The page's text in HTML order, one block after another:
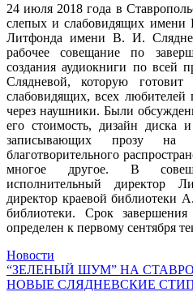
24 июля 2018 года в
слепых и слабовидящих имени
Литфонда имени В. И.
рабочее совещание по
создания аудиокниги по всей
Слядневой, которую
слабовидящих, всех любителей
через наушники. Были
его стоимость, дизайн диска
записывающих прозу на
благотворительного
многое другое. В
исполнительный
директор краевой библиотеки
библиотеки. Срок завершения
определен к первому сентября
Новости
“ЗЕЛЕНЫЙ ШУМ” НА
НОВЫЕ СЛЯДНЕВСКИЕ